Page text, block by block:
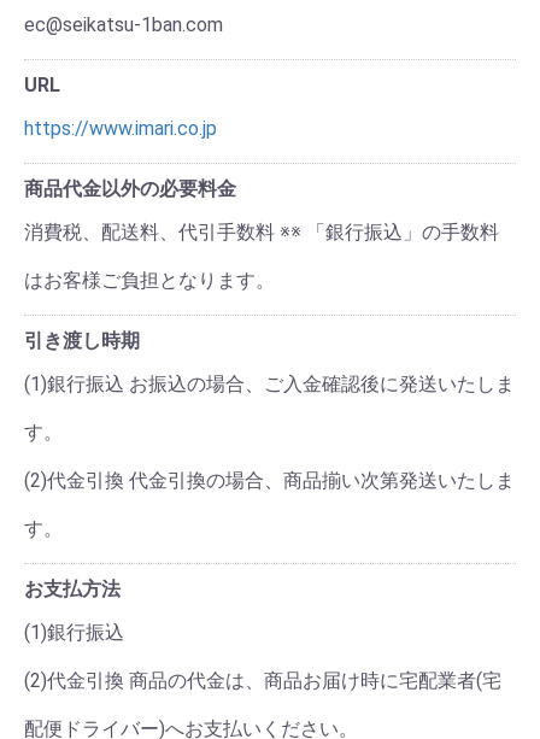
ec@seikatsu-1ban.com
URL
https://www.imari.co.jp
商品代金以外の必要料金
消費税、配送料、代引手数料 ※※ 「銀行振込」の手数料
はお客様ご負担となります。
引き渡し時期
(1)銀行振込 お振込の場合、ご入金確認後に発送いたしま
す。
(2)代金引換 代金引換の場合、商品揃い次第発送いたしま
す。
お支払方法
(1)銀行振込
(2)代金引換 商品の代金は、商品お届け時に宅配業者(宅
配便ドライバー)へお支払いください。